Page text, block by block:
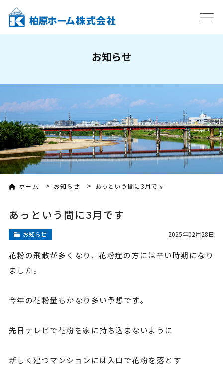
お知らせ
ホーム > お知らせ > あっという間に3月です
あっという間に3月です
お知らせ 2025年02月28日
花粉の飛散が多くなり、花粉症の方には辛い時期になり
ました。
今年の花粉量もかなり多い予想です。
先日テレビで花粉を家に持ち込まないように
新しく建つマンションには入口で花粉を落とす